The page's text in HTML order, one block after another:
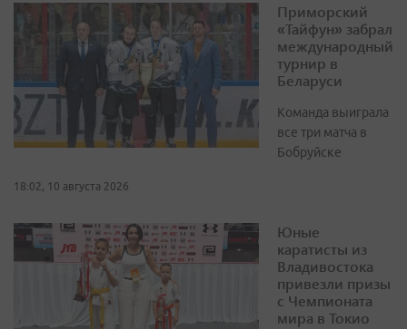
Приморский
«Тайфун» забрал
международный
турнир в
Беларуси
Команда выиграла
все три матча в
Бобруйске
18:02, 10 августа 2026
Юные
каратисты из
Владивостока
привезли призы
с Чемпионата
мира в Токио